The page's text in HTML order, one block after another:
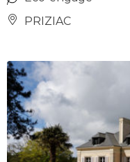
PRIZIAC